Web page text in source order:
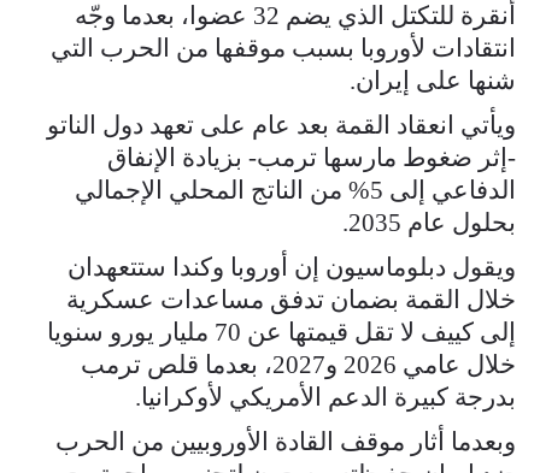
أنقرة للتكتل الذي يضم 32 عضوا، بعدما وجّه
انتقادات لأوروبا بسبب موقفها من الحرب التي
شنها على إيران.
ويأتي انعقاد القمة بعد عام على تعهد دول الناتو
-إثر ضغوط مارسها ترمب- بزيادة الإنفاق
الدفاعي إلى 5% من الناتج المحلي الإجمالي
بحلول عام 2035.
ويقول دبلوماسيون إن أوروبا وكندا ستتعهدان
خلال القمة بضمان تدفق مساعدات عسكرية
إلى كييف لا تقل قيمتها عن 70 مليار يورو سنويا
خلال عامي 2026 و2027، بعدما قلص ترمب
بدرجة كبيرة الدعم الأمريكي لأوكرانيا.
وبعدما أثار موقف القادة الأوروبيين من الحرب